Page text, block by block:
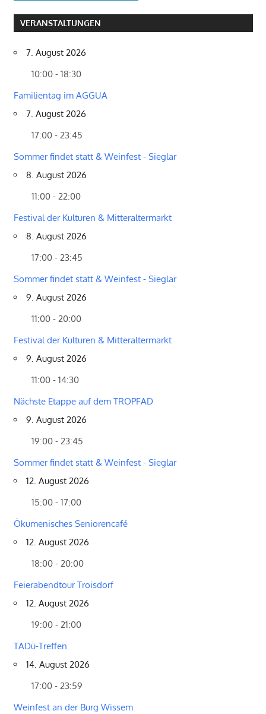
VERANSTALTUNGEN
7. August 2026
10:00 - 18:30
Familientag im AGGUA
7. August 2026
17:00 - 23:45
Sommer findet statt & Weinfest - Sieglar
8. August 2026
11:00 - 22:00
Festival der Kulturen & Mitteraltermarkt
8. August 2026
17:00 - 23:45
Sommer findet statt & Weinfest - Sieglar
9. August 2026
11:00 - 20:00
Festival der Kulturen & Mitteraltermarkt
9. August 2026
11:00 - 14:30
Nächste Etappe auf dem TROPFAD
9. August 2026
19:00 - 23:45
Sommer findet statt & Weinfest - Sieglar
12. August 2026
15:00 - 17:00
Ökumenisches Seniorencafé
12. August 2026
18:00 - 20:00
Feierabendtour Troisdorf
12. August 2026
19:00 - 21:00
TADü-Treffen
14. August 2026
17:00 - 23:59
Weinfest an der Burg Wissem